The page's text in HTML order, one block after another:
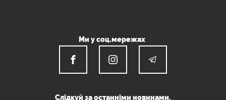
Ми у соц.мережах
Слідкуй за останніми новинами.